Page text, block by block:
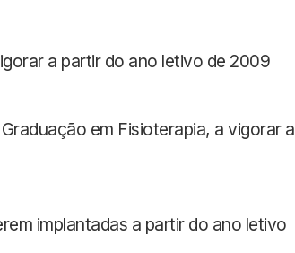
a partir do ano letivo de 2009
em Fisioterapia, a vigorar a
implantadas a partir do ano letivo